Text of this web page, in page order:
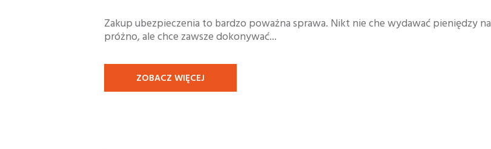
Zakup ubezpieczenia to bardzo poważna sprawa. Nikt nie che wydawać pieniędzy na
próżno, ale chce zawsze dokonywać...
ZOBACZ WIĘCEJ